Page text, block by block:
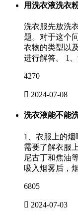
用洗衣液洗衣
洗衣服先放洗
题。对于这个
衣物的类型以
进行解答。 1
4270
 2024-07-08
洗衣液能不能
1、衣服上的
需要了解衣服
尼古丁和焦油
吸入烟雾后，
6805
 2024-07-03